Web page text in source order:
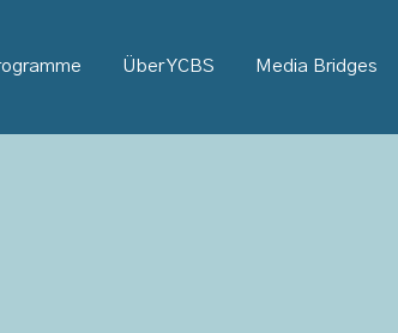
Über YCBS Media Bridges